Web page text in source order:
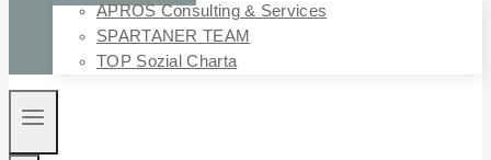
APROS Consulting & Services
SPARTANER TEAM
TOP Sozial Charta